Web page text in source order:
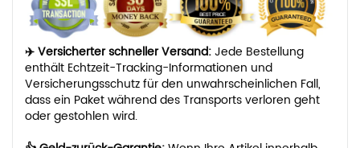
✈️ Versicherter schneller Versand:Jede Bestellung
enthält Echtzeit-Tracking-Informationen und
Versicherungsschutz für den unwahrscheinlichen Fall,
dass ein Paket während des Transports verloren geht
oder gestohlen wird.